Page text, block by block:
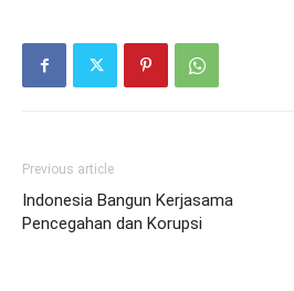
Previous article
Indonesia Bangun Kerjasama
Pencegahan dan Korupsi